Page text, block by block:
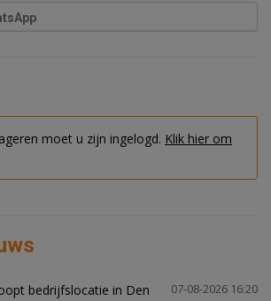
moet u zijn ingelogd. Klik hier om
07-08-2026 16:20
bedrijfslocatie in Den